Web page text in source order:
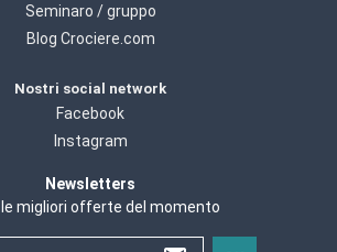
Seminaro / gruppo
Blog Crociere.com
Nostri social network
Facebook
Instagram
Newsletters
migliori offerte del momento